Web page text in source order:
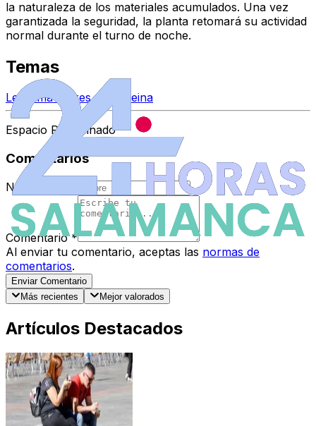
la naturaleza de los materiales acumulados. Una vez
garantizada la seguridad, la planta retomará su actividad
normal durante el turno de noche.
Temas
LedesmaVillares de la Reina
Espacio Patrocinado
Comentarios
Nombre
Comentario *
Al enviar tu comentario, aceptas las normas de
comentarios.
Enviar Comentario
Más recientes
Mejor valorados
Artículos Destacados